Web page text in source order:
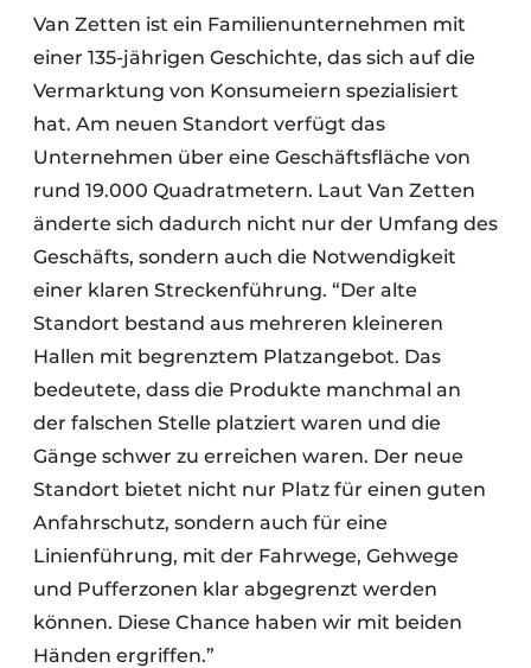
Van Zetten ist ein Familienunternehmen mit
einer 135-jährigen Geschichte, das sich auf die
Vermarktung von Konsumeiern spezialisiert
hat. Am neuen Standort verfügt das
Unternehmen über eine Geschäftsfläche von
rund 19.000 Quadratmetern. Laut Van Zetten
änderte sich dadurch nicht nur der Umfang des
Geschäfts, sondern auch die Notwendigkeit
einer klaren Streckenführung. “Der alte
Standort bestand aus mehreren kleineren
Hallen mit begrenztem Platzangebot. Das
bedeutete, dass die Produkte manchmal an
der falschen Stelle platziert waren und die
Gänge schwer zu erreichen waren. Der neue
Standort bietet nicht nur Platz für einen guten
Anfahrschutz, sondern auch für eine
Linienführung, mit der Fahrwege, Gehwege
und Pufferzonen klar abgegrenzt werden
können. Diese Chance haben wir mit beiden
Händen ergriffen.”